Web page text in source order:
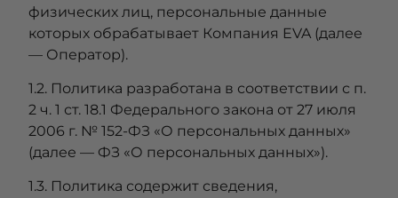
физических лиц, персональные данные
которых обрабатывает Компания EVA (далее
— Оператор).
1.2. Политика разработана в соответствии с п.
2 ч. 1 ст. 18.1 Федерального закона от 27 июля
2006 г. № 152-ФЗ «О персональных данных»
(далее — ФЗ «О персональных данных»).
1.3. Политика содержит сведения,